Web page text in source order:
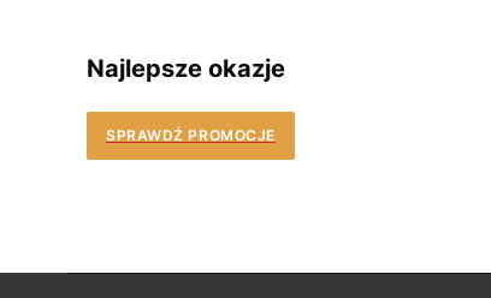
Najlepsze okazje
SPRAWDŹ PROMOCJE